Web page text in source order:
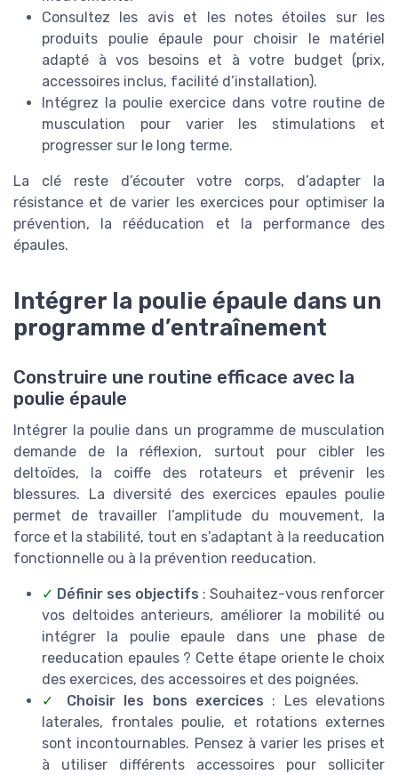
Consultez les avis et les notes étoiles sur les
produits poulie épaule pour choisir le matériel
adapté à vos besoins et à votre budget (prix,
accessoires inclus, facilité d’installation).
Intégrez la poulie exercice dans votre routine de
musculation pour varier les stimulations et
progresser sur le long terme.
La clé reste d’écouter votre corps, d’adapter la
résistance et de varier les exercices pour optimiser la
prévention, la rééducation et la performance des
épaules.
Intégrer la poulie épaule dans un
programme d’entraînement
Construire une routine efficace avec la
poulie épaule
Intégrer la poulie dans un programme de musculation
demande de la réflexion, surtout pour cibler les
deltoïdes, la coiffe des rotateurs et prévenir les
blessures. La diversité des exercices epaules poulie
permet de travailler l’amplitude du mouvement, la
force et la stabilité, tout en s’adaptant à la reeducation
fonctionnelle ou à la prévention reeducation.
✓ Définir ses objectifs : Souhaitez-vous renforcer
vos deltoides anterieurs, améliorer la mobilité ou
intégrer la poulie epaule dans une phase de
reeducation epaules ? Cette étape oriente le choix
des exercices, des accessoires et des poignées.
✓
Choisir les bons exercices : Les elevations
laterales, frontales poulie, et rotations externes
sont incontournables. Pensez à varier les prises et
à utiliser différents accessoires pour solliciter